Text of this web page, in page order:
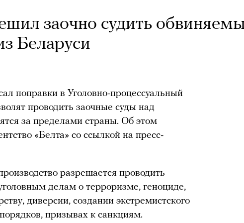
заочно судить
Беларуси
поправки в Уголовно-процессуальный
проводить заочные суды над
за пределами страны. Об этом
«Белта» со ссылкой на пресс-
разрешается проводить
делам о терроризме, геноциде,
диверсии, создании экстремистского
призывах к санкциям.